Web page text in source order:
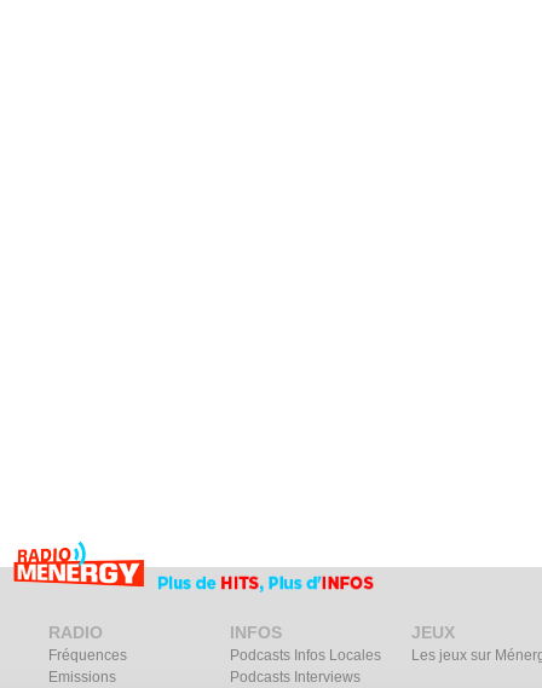
RADIO
Fréquences
Emissions
INFOS
Podcasts Infos Locales
Podcasts Interviews
JEUX
Les jeux sur